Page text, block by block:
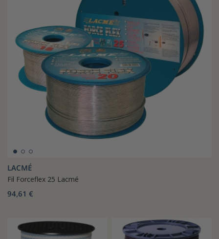
LACMÉ
Fil Forceflex 25 Lacmé
94,61 €